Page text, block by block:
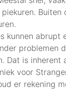
Buiten
kunnen abrupt
problemen
Dat is inherent
voor
er rekening